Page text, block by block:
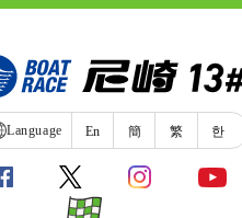
Language En 簡 繁 한